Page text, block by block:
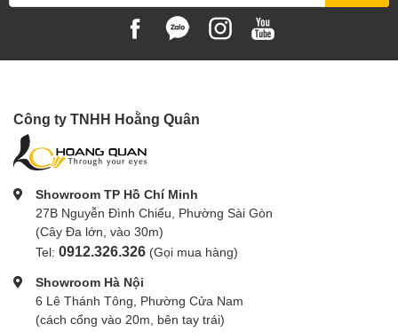
Công ty TNHH Hoằng Quân
Showroom TP Hồ Chí Minh
27B Nguyễn Đình Chiểu, Phường Sài Gòn
(Cây Đa lớn, vào 30m)
Tel: 0912.326.326 (Gọi mua hàng)
Showroom Hà Nội
6 Lê Thánh Tông, Phường Cửa Nam
(cách cổng vào 20m, bên tay trái)